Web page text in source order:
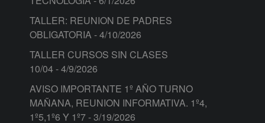
TALLER: REUNION DE PADRES
OBLIGATORIA- 4/10/2026
TALLER CURSOS SIN CLASES
10/04- 4/9/2026
AVISO IMPORTANTE 1º AÑO TURNO
MAÑANA, REUNION INFORMATIVA. 1º4,
1º5,1º6 Y 1º7- 3/19/2026